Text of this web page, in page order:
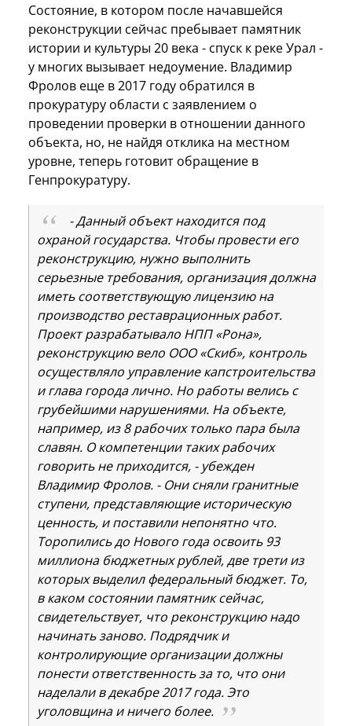
Состояние, в котором после начавшейся
реконструкции сейчас пребывает памятник
истории и культуры 20 века - спуск к реке Урал -
у многих вызывает недоумение. Владимир
Фролов еще в 2017 году обратился в
прокуратуру области с заявлением о
проведении проверки в отношении данного
объекта, но, не найдя отклика на местном
уровне, теперь готовит обращение в
Генпрокуратуру.
- Данный объект находится под
охраной государства. Чтобы провести его
реконструкцию, нужно выполнить
серьезные требования, организация должна
иметь соответствующую лицензию на
производство реставрационных работ.
Проект разрабатывало НПП «Рона»,
реконструкцию вело ООО «Скиб», контроль
осуществляло управление капстроительства
и глава города лично. Но работы велись с
грубейшими нарушениями. На объекте,
например, из 8 рабочих только пара была
славян. О компетенции таких рабочих
говорить не приходится, - убежден
Владимир Фролов. - Они сняли гранитные
ступени, представляющие историческую
ценность, и поставили непонятно что.
Торопились до Нового года освоить 93
миллиона бюджетных рублей, две трети из
которых выделил федеральный бюджет. То,
в каком состоянии памятник сейчас,
свидетельствует, что реконструкцию надо
начинать заново. Подрядчик и
контролирующие организации должны
понести ответственность за то, что они
наделали в декабре 2017 года. Это
уголовщина и ничего более.